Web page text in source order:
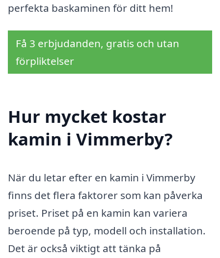
perfekta baskaminen för ditt hem!
Få 3 erbjudanden, gratis och utan
förpliktelser
Hur mycket kostar
kamin i Vimmerby?
När du letar efter en kamin i Vimmerby
finns det flera faktorer som kan påverka
priset. Priset på en kamin kan variera
beroende på typ, modell och installation.
Det är också viktigt att tänka på